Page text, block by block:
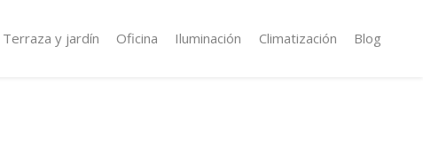
Terraza y jardín Oficina Iluminación Climatización Blog